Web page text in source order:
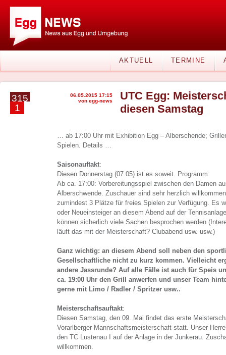
AKTUELL TERMINE
315
1
06.05.2015 17:15
von egg-news
UTC Egg:
diesen Samstag
… ab 17:00 Uhr mit Exhibition Egg – Alberschende;
Spielen. Details …
Saisonauftakt:
Diesen Donnerstag (07.05) ist es soweit. Programm:
Ab ca. 17:00: Vorbereitungsspiel zwischen den Damen
Alberschwende. Zuschauer sind sehr herzlich
zumindest 3 Plätze für freies Spielen zur Verfügung. Es
oder Neueinsteiger an diesem Abend auf der
können sicherlich viele Sachen besprochen werden
läuft das mit der Meisterschaft? Clubabend usw. usw.)
Ganz wichtig: an diesem Abend soll neben den
Gesellschaftliche nicht zu kurz kommen. Vielleicht
andere Jassrunde? Auf alle Fälle ist auch für Speis
ca. 19:00 Uhr den Grill anwerfen und unser Team
gerne mit Limo / Radler / Spritzer usw..
Meisterschaftsauftakt:
Diesen Samstag, den 09. Mai findet das erste
Vorarlberger Mannschaftsmeisterschaft statt. Unser
den TC Lustenau I auf der Anlage in der Junkerau.
willkommen.